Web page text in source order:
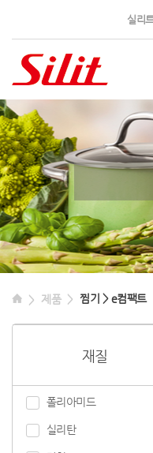
실리
제품 찜기 > e컴팩트
재질
폴리아미드
실리탄